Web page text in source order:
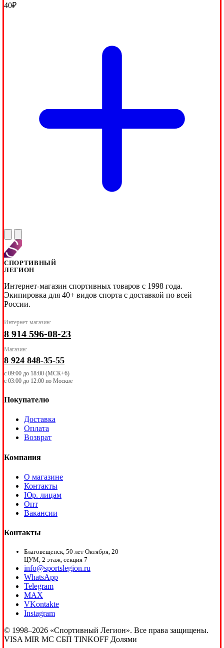
40₽
СПОРТИВНЫЙ
ЛЕГИОН
Интернет-магазин спортивных товаров с 1998 года.
Экипировка для 40+ видов спорта с доставкой по всей
России.
Интернет-магазин:
8 914 596-08-23
Магазин:
8 924 848-35-55
с 09:00 до 18:00 (МСК+6)
с 03:00 до 12:00 по Москве
Покупателю
Доставка
Оплата
Возврат
Компания
О магазине
Контакты
Юр. лицам
Опт
Вакансии
Контакты
Благовещенск, 50 лет Октября, 20
ЦУМ, 2 этаж, секция 7
info@sportslegion.ru
WhatsApp
Telegram
MAX
VKontakte
Instagram
© 1998–2026 «Спортивный Легион». Все права защищены.
VISA MIR MC СБП TINKOFF Долями